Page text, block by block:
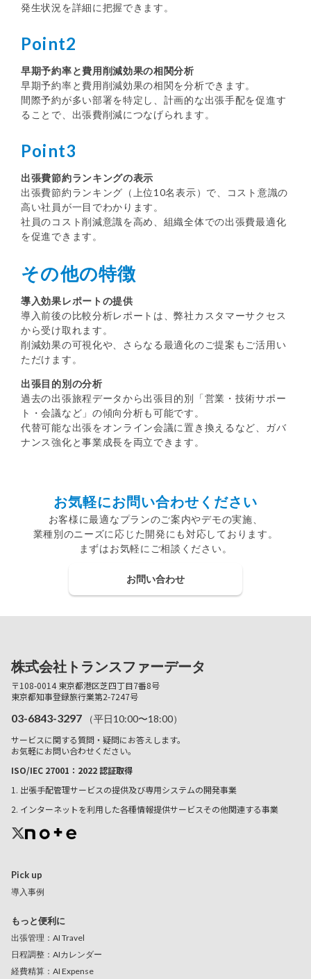
発生状況を詳細に把握できます。
Point2
早期予約率と費用削減効果の相関分析
早期予約率と費用削減効果の相関を分析できます。
間際予約が多い部署を特定し、計画的な出張手配を促進す
ることで、出張費削減につなげられます。
Point3
出張費節約ランキングの表示
出張費節約ランキング（上位10名表示）で、コスト意識の
高い社員が一目でわかります。
社員のコスト削減意識を高め、組織全体での出張費最適化
を促進できます。
その他の特徴
導入効果レポートの提供
導入前後の比較分析レポートは、弊社カスタマーサクセス
から受け取れます。
削減効果の可視化や、さらなる最適化のご提案もご活用い
ただけます。
出張目的別の分析
過去の出張旅程データから出張目的別「営業・技術サポー
ト・会議など」の傾向分析も可能です。
代替可能な出張をオンライン会議に置き換えるなど、ガバ
ナンス強化と事業成長を両立できます。
お気軽にお問い合わせください
お客様に最適なプランのご案内やデモの実施、
業種別のニーズに応じた開発にも対応しております。
まずはお気軽にご相談ください。
お問い合わせ
株式会社トランスファーデータ
〒108-0014 東京都港区芝四丁目7番8号
東京都知事登録旅行業第2-7247号
03-6843-3297
（平日10:00〜18:00）
サービスに関する質問・疑問にお答えします。
お気軽にお問い合わせください。
ISO/IEC 27001：2022 認証取得
1. 出張手配管理サービスの提供及び専用システムの開発事業
2. インターネットを利用した各種情報提供サービスその他関連する事業
Pick up
導入事例
もっと便利に
出張管理：AI Travel
日程調整：AIカレンダー
経費精算：AI Expense